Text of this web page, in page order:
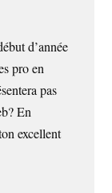
d’année
pro en
pas
En
excellent